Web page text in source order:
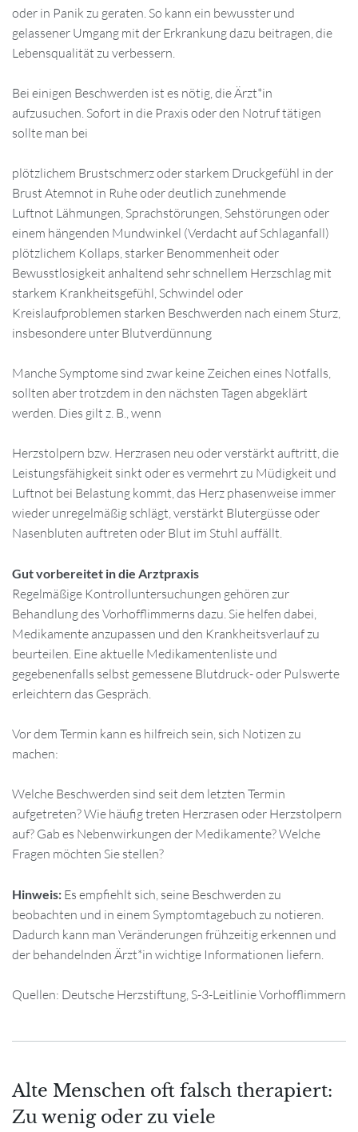
oder in Panik zu geraten. So kann ein bewusster und
gelassener Umgang mit der Erkrankung dazu beitragen, die
Lebensqualität zu verbessern.
Bei einigen Beschwerden ist es nötig, die Ärzt*in
aufzusuchen. Sofort in die Praxis oder den Notruf tätigen
sollte man bei
plötzlichem Brustschmerz oder starkem Druckgefühl in der
Brust Atemnot in Ruhe oder deutlich zunehmende
Luftnot Lähmungen, Sprachstörungen, Sehstörungen oder
einem hängenden Mundwinkel (Verdacht auf Schlaganfall)
plötzlichem Kollaps, starker Benommenheit oder
Bewusstlosigkeit anhaltend sehr schnellem Herzschlag mit
starkem Krankheitsgefühl, Schwindel oder
Kreislaufproblemen starken Beschwerden nach einem Sturz,
insbesondere unter Blutverdünnung
Manche Symptome sind zwar keine Zeichen eines Notfalls,
sollten aber trotzdem in den nächsten Tagen abgeklärt
werden. Dies gilt z. B., wenn
Herzstolpern bzw. Herzrasen neu oder verstärkt auftritt, die
Leistungsfähigkeit sinkt oder es vermehrt zu Müdigkeit und
Luftnot bei Belastung kommt, das Herz phasenweise immer
wieder unregelmäßig schlägt, verstärkt Blutergüsse oder
Nasenbluten auftreten oder Blut im Stuhl auffällt.
Gut vorbereitet in die Arztpraxis
Regelmäßige Kontrolluntersuchungen gehören zur
Behandlung des Vorhofflimmerns dazu. Sie helfen dabei,
Medikamente anzupassen und den Krankheitsverlauf zu
beurteilen. Eine aktuelle Medikamentenliste und
gegebenenfalls selbst gemessene Blutdruck- oder Pulswerte
erleichtern das Gespräch.
Vor dem Termin kann es hilfreich sein, sich Notizen zu
machen:
Welche Beschwerden sind seit dem letzten Termin
aufgetreten? Wie häufig treten Herzrasen oder Herzstolpern
auf? Gab es Nebenwirkungen der Medikamente? Welche
Fragen möchten Sie stellen?
Hinweis: Es empfiehlt sich, seine Beschwerden zu
beobachten und in einem Symptomtagebuch zu notieren.
Dadurch kann man Veränderungen frühzeitig erkennen und
der behandelnden Ärzt*in wichtige Informationen liefern.
Quellen: Deutsche Herzstiftung, S-3-Leitlinie Vorhofflimmern
Alte Menschen oft falsch therapiert:
Zu wenig oder zu viele